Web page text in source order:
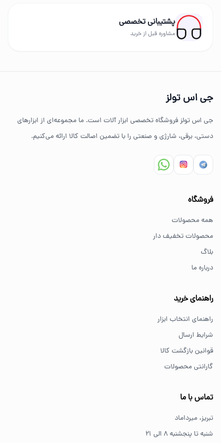
برندهای حرفه‌ای عرضه می‌شود.
ضمانت اصالت کالا
مشاوره تخصصی خرید ابزار
برای کارهای خانگی معمولاً ابزارهای سبک مانند دریل شارژی،
از کجا ابزار اصل بخریم؟
پشتیبانی تخصصی
مشاوره قبل از خرید
جی اس تولز
جی اس تولز فروشگاه تخصصی ابزار آلات است. ما مجموعه‌ای از ابزارهای
دستی، برقی، شارژی و صنعتی را با تضمین اصالت کالا ارائه می‌کنیم.
فروشگاه
همه محصولات
محصولات تخفیف دار
بلاگ
درباره ما
راهنمای خرید
راهنمای انتخاب ابزار
شرایط ارسال
قوانین بازگشت کالا
گارانتی محصولات
تماس با ما
تبریز، میرداماد
شنبه تا پنجشنبه ۸ الی ۲۱